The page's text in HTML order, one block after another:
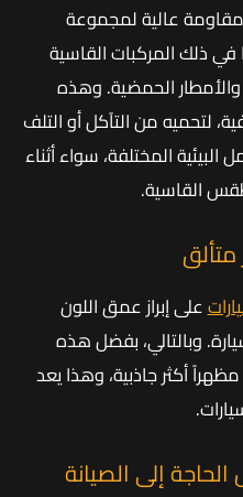
مقاومة عالية لمجموعة
في ذلك المركبات القاسية
الحمضية. وهذه
لتحميه من التآكل أو التلف
المختلفة، سواء أثناء
القاسية.
على إبراز عمق اللون
وبالتالي، بفضل هذه
أكثر جاذبية، وهذا يعد